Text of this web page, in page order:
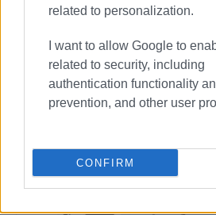
related to personalization.
I want to allow Google to
related to security, including
authentication functionality
prevention, and other user
CONFIRM